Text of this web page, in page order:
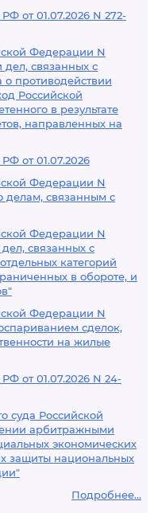
от 01.07.2026 N 272-
Федерации N
дел, связанных с
о противодействии
Российской
в результате
направленных на
от 01.07.2026
Федерации N
делам, связанным с
Федерации N
связанных с
категорий
в обороте, и
Федерации N
сделок,
на жилые
от 01.07.2026 N 24-
суда Российской
арбитражными
экономических
защиты национальных
Подробнее...